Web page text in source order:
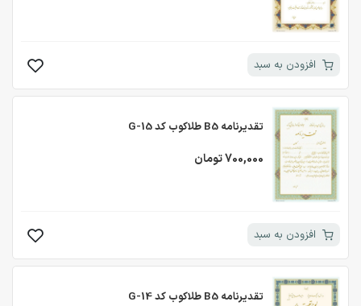
افزودن به سبد
تقدیرنامه B5 طلاکوب کد G-15
700,000 تومان
افزودن به سبد
تقدیرنامه B5 طلاکوب کد G-14